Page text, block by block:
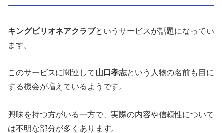
キングビリオネアクラブというサービスが話題になってい
ます。
このサービスに関連して山口孝志という人物の名前も目に
する機会が増えているようです。
興味を持つ方がいる一方で、実際の内容や信頼性について
は不明な部分が多くあります。